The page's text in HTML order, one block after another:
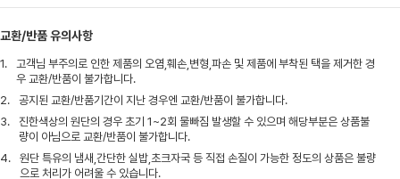
교환/반품 유의사항
1.
고객님 부주의로 인한 제품의 오염,훼손,변형,파손 및 제품에 부착된 택을 제거한 경
우 교환/반품이 불가합니다.
2.
공지된 교환/반품기간이 지난 경우엔 교환/반품이 불가합니다.
3.
진한색상의 원단의 경우 초기 1~2회 물빠짐 발생할 수 있으며 해당부분은 상품불
량이 아님으로 교환/반품이 불가합니다.
4.
원단 특유의 냄새,간단한 실밥,초크자국 등 직접 손질이 가능한 정도의 상품은 불량
으로 처리가 어려울 수 있습니다.